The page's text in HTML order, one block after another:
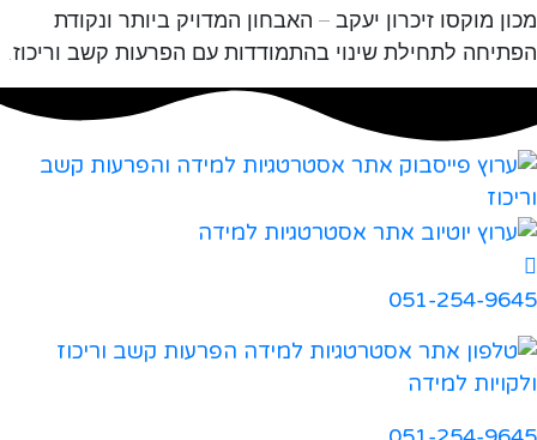
מכון מוקסו זיכרון יעקב – האבחון המדויק ביותר ונקודת
הפתיחה לתחילת שינוי בהתמודדות עם הפרעות קשב וריכוז.
051-254-9645